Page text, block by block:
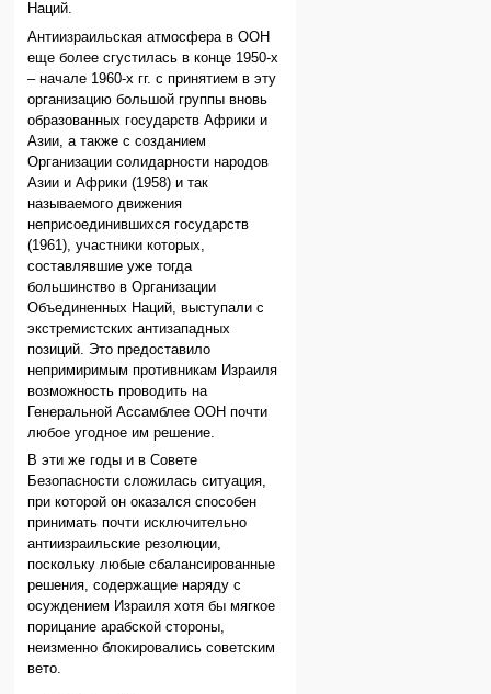
Наций.
Антиизраильская атмосфера в ООН
еще более сгустилась в конце 1950-х
– начале 1960-х гг. с принятием в эту
организацию большой группы вновь
образованных государств Африки и
Азии, а также с созданием
Организации солидарности народов
Азии и Африки (1958) и так
называемого движения
неприсоединившихся государств
(1961), участники которых,
составлявшие уже тогда
большинство в Организации
Объединенных Наций, выступали с
экстремистских антизападных
позиций. Это предоставило
непримиримым противникам Израиля
возможность проводить на
Генеральной Ассамблее ООН почти
любое угодное им решение.
В эти же годы и в Совете
Безопасности сложилась ситуация,
при которой он оказался способен
принимать почти исключительно
антиизраильские резолюции,
поскольку любые сбалансированные
решения, содержащие наряду с
осуждением Израиля хотя бы мягкое
порицание арабской стороны,
неизменно блокировались советским
вето.